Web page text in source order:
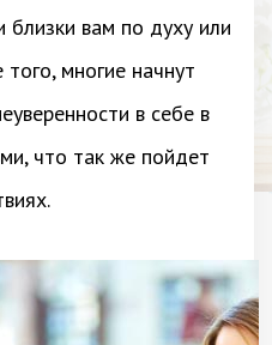
близки вам по духу или
многие начнут
в себе в
что так же пойдет